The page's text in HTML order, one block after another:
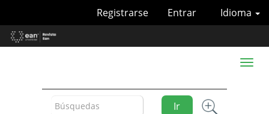
Contenido
principal
Idioma
Registrarse Entrar
Ir
Toggle